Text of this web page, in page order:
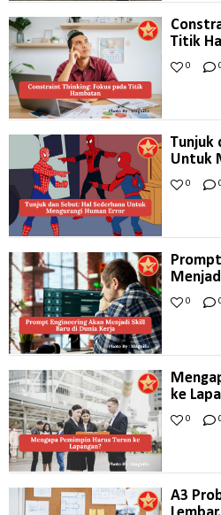
Titik
0
Tunjuk
Untuk
0
0
ke
0
A3